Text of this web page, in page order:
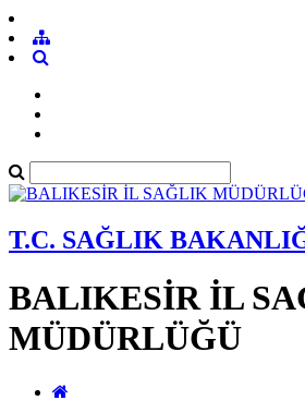
T.C. SAĞLIK
BALIKESİR İL
MÜDÜRLÜĞÜ